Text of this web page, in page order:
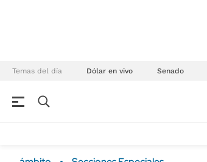
Temas del día Dólar en vivo Senado